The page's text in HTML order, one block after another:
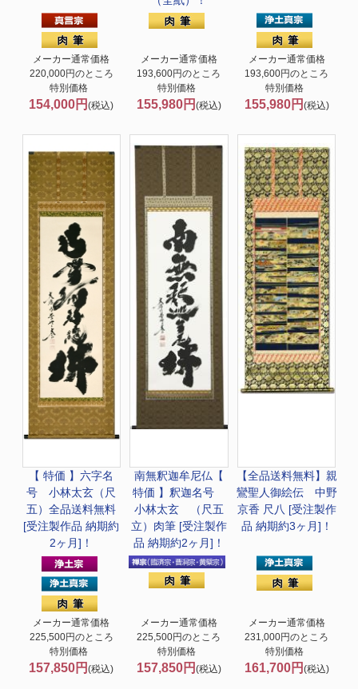
メーカー通常価格
220,000円のところ
特別価格
154,000円(税込)
メーカー通常価格
193,600円のところ
特別価格
155,980円 (税込)
メーカー通常価格
193,600円のところ
特別価格
155,980円 (税込)
【 特価 】六字名
号 小林太玄（尺
五）全品送料無料
[受注製作品 納期約
2ヶ月]！
メーカー通常価格
225,500円のところ
特別価格
157,850円(税込)
南無釈迦牟尼仏 【
特価 】釈迦名号
小林太玄 （尺五
立）肉筆 [受注製作
品 納期約2ヶ月]！
メーカー通常価格
225,500円のところ
特別価格
157,850円 (税込)
【全品送料無料】 親
鸞聖人御絵伝 中野
京香 尺八 [受注製作
品 納期約3ヶ月]！
メーカー通常価格
231,000円のところ
特別価格
161,700円 (税込)